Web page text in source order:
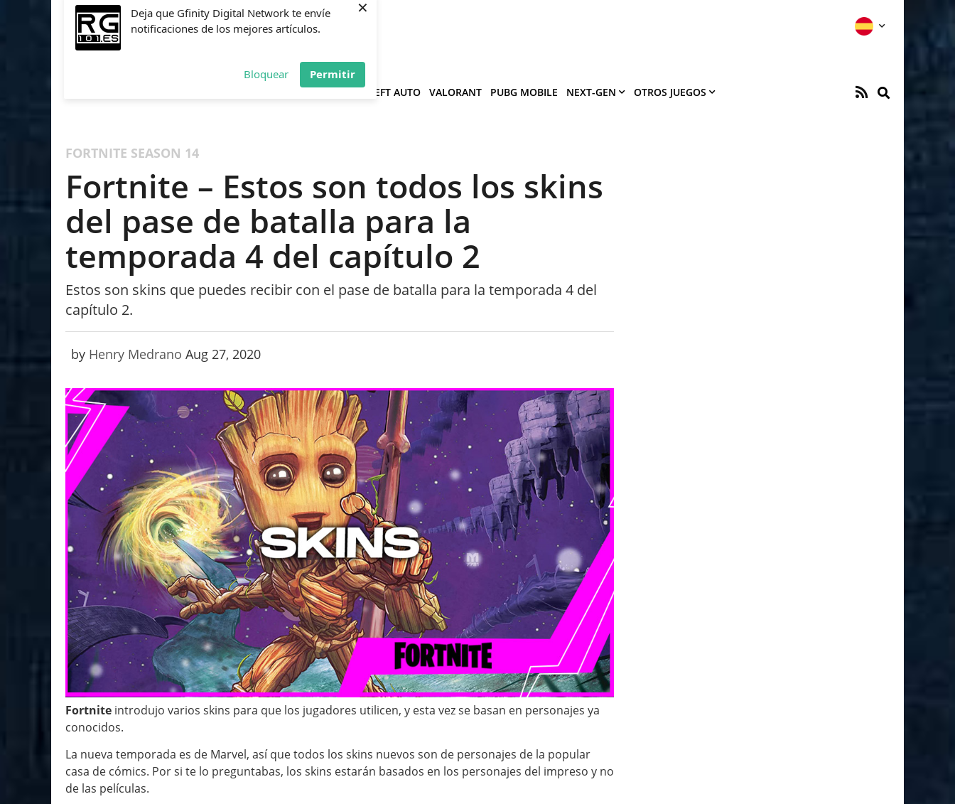
Deja que Gfinity Digital Network te envíe
notificaciones de los mejores artículos.
Bloquear Permitir
×
PES GRAND THEFT AUTO VALORANT PUBG MOBILE NEXT-GEN OTROS JUEGOS
FORTNITE SEASON 14
Fortnite – Estos son todos los skins
del pase de batalla para la
temporada 4 del capítulo 2
Estos son skins que puedes recibir con el pase de batalla para la temporada 4 del
capítulo 2.
by Henry Medrano Aug 27, 2020
Fortnite introdujo varios skins para que los jugadores utilicen, y esta vez se basan en personajes ya
conocidos.
La nueva temporada es de Marvel, así que todos los skins nuevos son de personajes de la popular
casa de cómics. Por si te lo preguntabas, los skins estarán basados en los personajes del impreso y no
de las películas.